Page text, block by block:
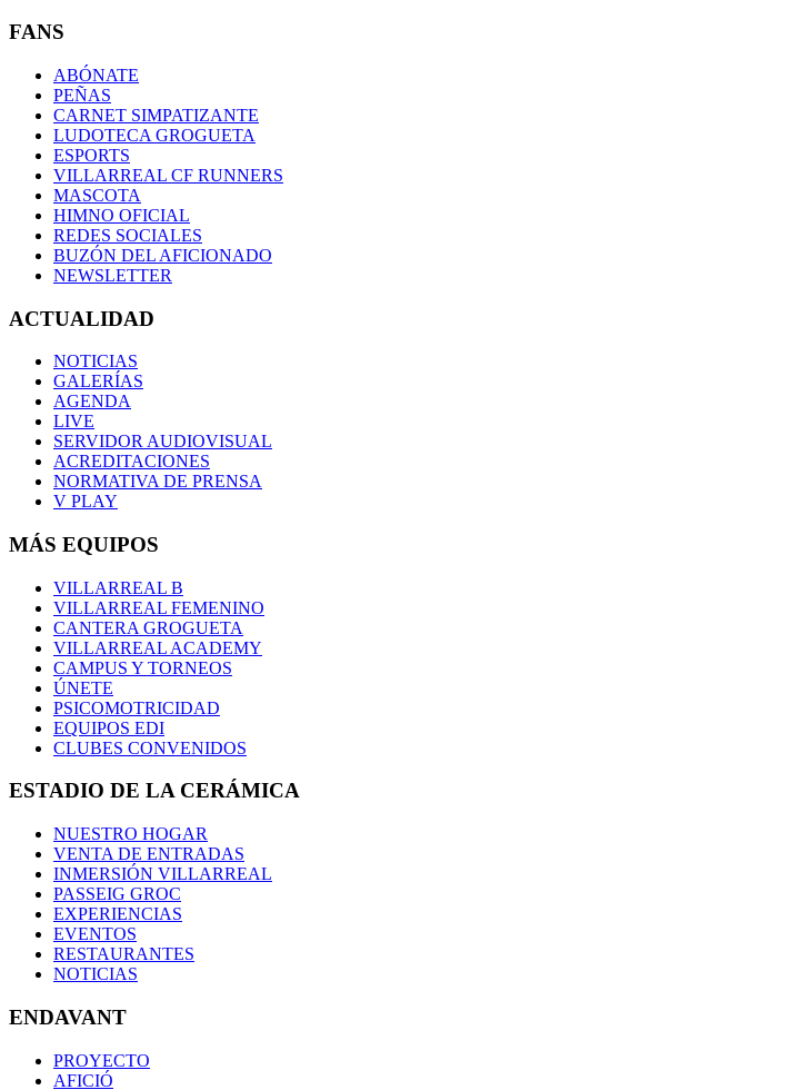
FANS
ABÓNATE
PEÑAS
CARNET SIMPATIZANTE
LUDOTECA GROGUETA
ESPORTS
VILLARREAL CF RUNNERS
MASCOTA
HIMNO OFICIAL
REDES SOCIALES
BUZÓN DEL AFICIONADO
NEWSLETTER
ACTUALIDAD
NOTICIAS
GALERÍAS
AGENDA
LIVE
SERVIDOR AUDIOVISUAL
ACREDITACIONES
NORMATIVA DE PRENSA
V PLAY
MÁS EQUIPOS
VILLARREAL B
VILLARREAL FEMENINO
CANTERA GROGUETA
VILLARREAL ACADEMY
CAMPUS Y TORNEOS
ÚNETE
PSICOMOTRICIDAD
EQUIPOS EDI
CLUBES CONVENIDOS
ESTADIO DE LA CERÁMICA
NUESTRO HOGAR
VENTA DE ENTRADAS
INMERSIÓN VILLARREAL
PASSEIG GROC
EXPERIENCIAS
EVENTOS
RESTAURANTES
NOTICIAS
ENDAVANT
PROYECTO
AFICIÓ